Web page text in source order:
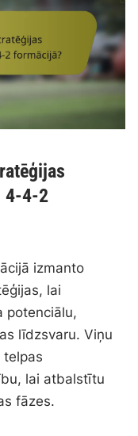
4-4-2
izmanto
lai
potenciālu,
līdzsvaru. Viņu
telpas
lai atbalstītu
fāzes.